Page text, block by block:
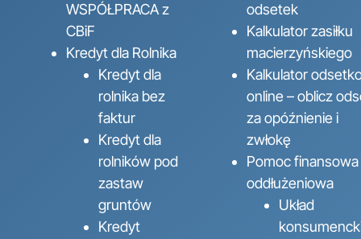
WSPÓŁPRACA z
CBiF
Kredyt dla Rolnika
Kredyt dla
rolnika bez
faktur
Kredyt dla
rolników pod
zastaw
gruntów
Kredyt
odsetek
Kalkulator zasiłku
macierzyńskiego
Kalkulator
online – oblicz
za opóźnienie i
zwłokę
Pomoc finansowa
oddłużeniowa
Układ